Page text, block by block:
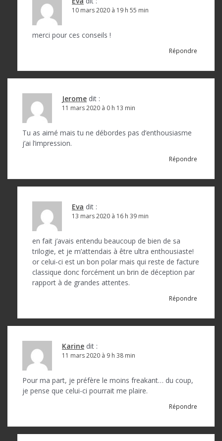
10 mars 2020 à 19 h 55 min
merci pour ces conseils !
Répondre
Jerome dit :
11 mars 2020 à 0 h 13 min
Tu as aimé mais tu ne débordes pas d’enthousiasme
j’ai l’impression.
Répondre
Eva dit :
13 mars 2020 à 16 h 39 min
en fait j’avais entendu beaucoup de bien de sa
trilogie, et je m’attendais à être ultra enthousiaste!
or celui-ci est un bon polar mais qui reste de facture
classique donc forcément un brin de déception par
rapport à de grandes attentes.
Répondre
Karine dit :
11 mars 2020 à 9 h 38 min
Pour ma part, je préfère le moins freakant… du coup,
je pense que celui-ci pourrait me plaire.
Répondre